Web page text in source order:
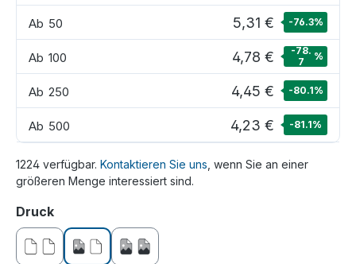
Ab 50 5,31 € -76.3%
Ab 100 4,78 €
-78.
7
%
Ab 250 4,45 € -80.1%
Ab 500 4,23 € -81.1%
1224 verfügbar. Kontaktieren Sie uns , wenn Sie an einer
größeren Menge interessiert sind.
Druckauswählen
ohne Druckeinseitig bedrucktbeidseitig bedruckt